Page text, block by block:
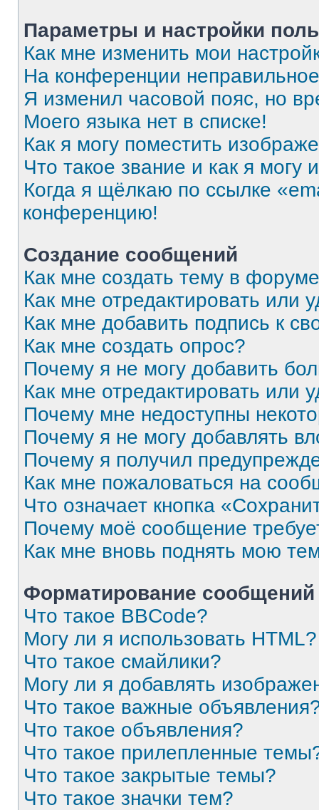
Параметры и настройки
Как мне изменить мои
На конференции
Я изменил часовой пояс, но
Моего языка нет в списке!
Как я могу поместить
Что такое звание и как я могу
Когда я щёлкаю по ссылке
конференцию!
Создание сообщений
Как мне создать тему в
Как мне отредактировать или
Как мне добавить подпись к
Как мне создать опрос?
Почему я не могу добавить
Как мне отредактировать или
Почему мне недоступны
Почему я не могу добавлять
Почему я получил
Как мне пожаловаться на
Что означает кнопка
Почему моё сообщение
Как мне вновь поднять мою
Форматирование
Что такое BBCode?
Могу ли я использовать HTML?
Что такое смайлики?
Могу ли я добавлять
Что такое важные
Что такое объявления?
Что такое прилепленные
Что такое закрытые темы?
Что такое значки тем?